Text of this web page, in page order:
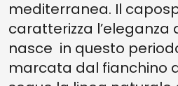
mediterranea. Il
caratterizza l’eleganza
nasce in questo
marcata dal fianchino